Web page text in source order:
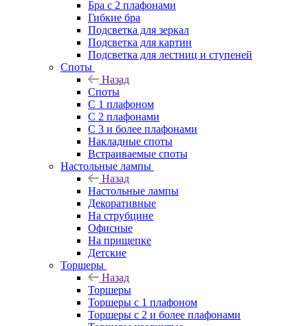
Бра с 2 плафонами
Гибкие бра
Подсветка для зеркал
Подсветка для картин
Подсветка для лестниц и ступеней
Споты
Назад
Споты
С 1 плафоном
С 2 плафонами
С 3 и более плафонами
Накладные споты
Встраиваемые споты
Настольные лампы
Назад
Настольные лампы
Декоративные
На струбцине
Офисные
На прищепке
Детские
Торшеры
Назад
Торшеры
Торшеры с 1 плафоном
Торшеры с 2 и более плафонами